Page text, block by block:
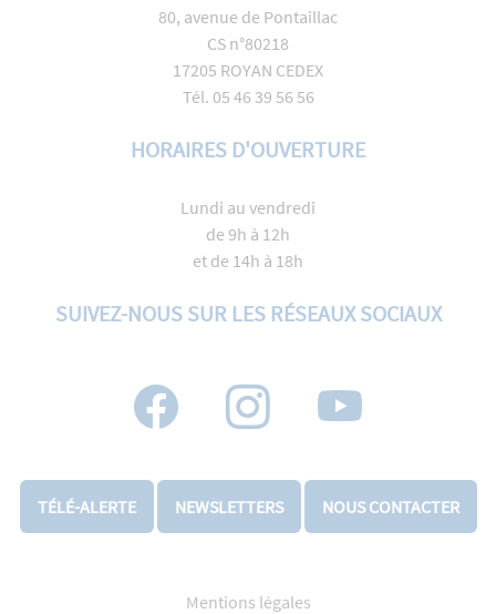
80, avenue de Pontaillac
CS n°80218
17205 ROYAN CEDEX
Tél. 05 46 39 56 56
HORAIRES D'OUVERTURE
Lundi au vendredi
de 9h à 12h
et de 14h à 18h
SUIVEZ-NOUS SUR LES RÉSEAUX SOCIAUX
TÉLÉ-ALERTE NEWSLETTERS NOUS CONTACTER
Mentions légales